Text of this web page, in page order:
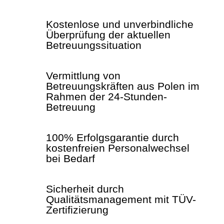
Kostenlose und unverbindliche
Überprüfung der aktuellen
Betreuungssituation
Vermittlung von
Betreuungskräften aus Polen im
Rahmen der 24-Stunden-
Betreuung
100% Erfolgsgarantie durch
kostenfreien Personalwechsel
bei Bedarf
Sicherheit durch
Qualitätsmanagement mit TÜV-
Zertifizierung